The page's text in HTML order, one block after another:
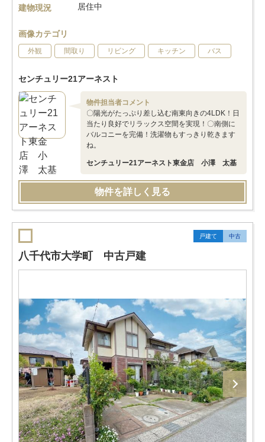
建物現況
居住中
画像カテゴリ
外観 間取り リビング キッチン バス
センチュリー21アーネスト
物件担当者コメント
〇陽光がたっぷり差し込む南東向きの4LDK！日
当たり良好でリラックス空間を実現！〇南側に
バルコニーを完備！洗濯物もすっきり乾きます
ね。
センチュリー21アーネスト東金店 小澤 太基
物件を詳しく見る
戸建て 中古
八千代市大学町 中古戸建